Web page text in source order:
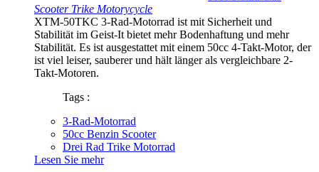
Scooter Trike Motorycycle
XTM-50TKC 3-Rad-Motorrad ist mit Sicherheit und
Stabilität im Geist-It bietet mehr Bodenhaftung und mehr
Stabilität. Es ist ausgestattet mit einem 50cc 4-Takt-Motor, der
ist viel leiser, sauberer und hält länger als vergleichbare 2-
Takt-Motoren.
Tags :
3-Rad-Motorrad
50cc Benzin Scooter
Drei Rad Trike Motorrad
Lesen Sie mehr